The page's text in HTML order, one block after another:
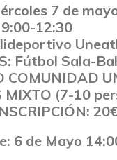
7 de
12:30
Fútbol Sala-
COMUNIDAD
MIXTO (7-10
6 de Mayo